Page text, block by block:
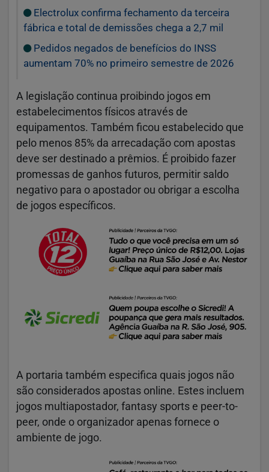
Electrolux confirma fechamento da terceira
fábrica e total de demissões chega a 2,7 mil
Pedidos negados de benefícios do INSS
aumentam 70% no primeiro semestre de 2026
A legislação continua proibindo jogos em
estabelecimentos físicos através de
equipamentos. Também ficou estabelecido que
pelo menos 85% da arrecadação com apostas
deve ser destinado a prêmios. É proibido fazer
promessas de ganhos futuros, permitir saldo
negativo para o apostador ou obrigar a escolha
de jogos específicos.
A portaria também especifica quais jogos não
são considerados apostas online. Estes incluem
jogos multiapostador, fantasy sports e peer-to-
peer, onde o organizador apenas fornece o
ambiente de jogo.